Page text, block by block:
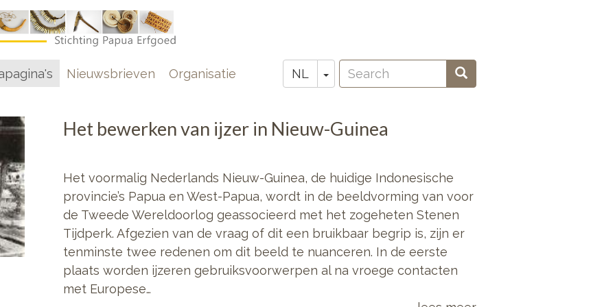
NL Toggle Dropdown
Zoeken
Search Search
Nieuwsbrieven Organisatie
Het bewerken van ijzer in Nieuw-Guinea
Het voormalig Nederlands Nieuw-Guinea, de huidige Indonesische
provincie’s Papua en West-Papua, wordt in de beeldvorming van voor
de Tweede Wereldoorlog geassocieerd met het zogeheten Stenen
Tijdperk. Afgezien van de vraag of dit een bruikbaar begrip is, zijn er
tenminste twee redenen om dit beeld te nuanceren. In de eerste
plaats worden ijzeren gebruiksvoorwerpen al na vroege contacten
met Europese…